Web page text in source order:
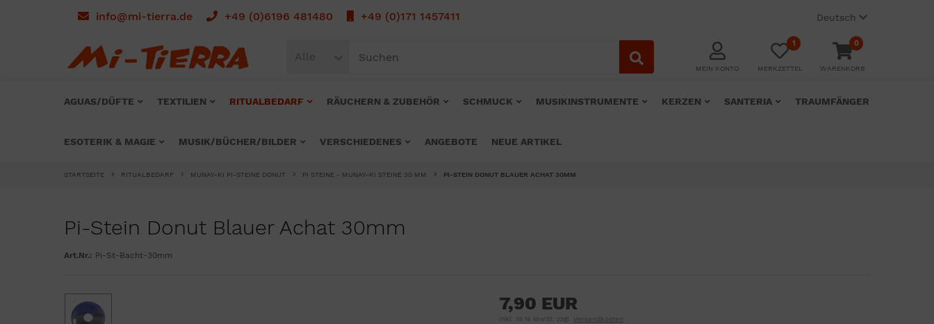
info@mi-tierra.de +49 (0)6196 481480 +49 (0)171 1457411 Deutsch
Alle
MEIN KONTO
1
MERKZETTEL
0
WARENKORB
AGUAS/DÜFTE TEXTILIEN RITUALBEDARF RÄUCHERN & ZUBEHÖR SCHMUCK MUSIKINSTRUMENTE KERZEN SANTERIA TRAUMFÄNGER
ESOTERIK & MAGIE MUSIK/BÜCHER/BILDER VERSCHIEDENES ANGEBOTE NEUE ARTIKEL
STARTSEITE RITUALBEDARF MUNAY-KI PI-STEINE DONUT PI STEINE - MUNAY-KI STEINE 30 MM PI-STEIN DONUT BLAUER ACHAT 30MM
Pi-Stein Donut Blauer Achat 30mm
Art.Nr.: Pi-St-Bacht-30mm
7,90 EUR
inkl. 19 % MwSt. zzgl. Versandkosten